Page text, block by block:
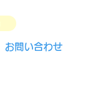
お問い合わせ